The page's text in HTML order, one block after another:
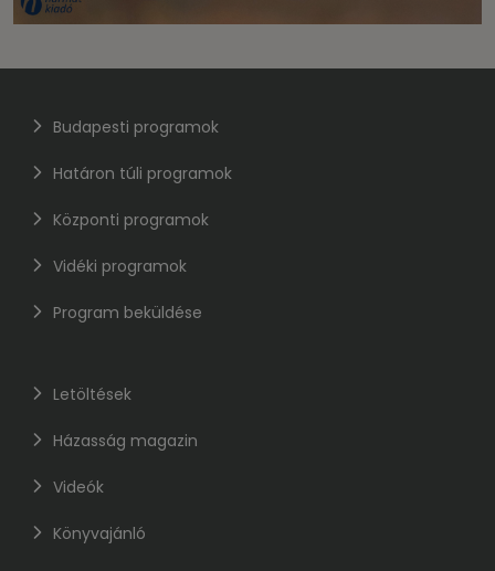
Budapesti programok
Határon túli programok
Központi programok
Vidéki programok
Program beküldése
Letöltések
Házasság magazin
Videók
Könyvajánló